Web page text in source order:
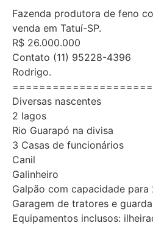
Fazenda produtora de feno
venda em Tatuí-SP.
R$ 26.000.000
Contato (11) 95228-4396
Rodrigo.
=====================
Diversas nascentes
2 lagos
Rio Guarapó na divisa
3 Casas de funcionários
Canil
Galinheiro
Galpão com capacidade
Garagem de tratores e
Equipamentos inclusos: